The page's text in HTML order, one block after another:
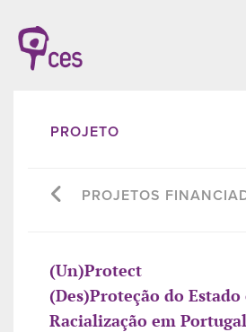
PROJETO
PROJETOS
(Un)Protect
(Des)Proteção do Estado
Racialização em